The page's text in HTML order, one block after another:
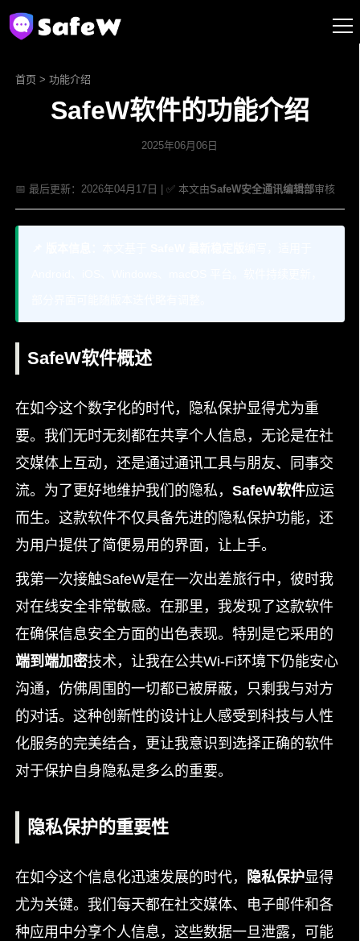
首页 > 功能介绍
SafeW软件的功能介绍
2025年06月06日
📅 最后更新：2026年04月17日 | ✅ 本文由SafeW安全通讯编辑部审核
SafeW软件概述
在如今这个数字化的时代，隐私保护显得尤为重
要。我们无时无刻都在共享个人信息，无论是在社
交媒体上互动，还是通过通讯工具与朋友、同事交
流。为了更好地维护我们的隐私， SafeW软件应运
而生。这款软件不仅具备先进的隐私保护功能，还
为用户提供了简便易用的界面，让上手。
我第一次接触SafeW是在一次出差旅行中，彼时我
对在线安全非常敏感。在那里，我发现了这款软件
在确保信息安全方面的出色表现。特别是它采用的
端到端加密技术，让我在公共Wi-Fi环境下仍能安心
沟通，仿佛周围的一切都已被屏蔽，只剩我与对方
的对话。这种创新性的设计让人感受到科技与人性
化服务的完美结合，更让我意识到选择正确的软件
对于保护自身隐私是多么的重要。
隐私保护的重要性
在如今这个信息化迅速发展的时代， 隐私保护显得
尤为关键。我们每天都在社交媒体、电子邮件和各
种应用中分享个人信息，这些数据一旦泄露，可能